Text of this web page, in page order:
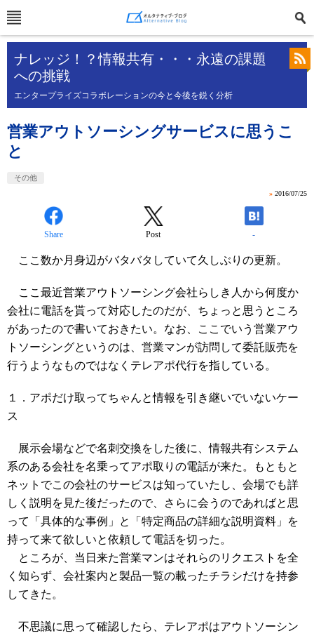
ナレッジ！？情報共有・・・永遠の課題
への挑戦
エンタープライズコラボレーションの今と今後を鋭く分析
営業アウトソーシングサービスに思うこ
と
その他
» 2016/07/25
Share Post -
ここ数か月身辺がバタバタしていて久しぶりの更新。
ここ最近営業アウトソーシング会社らしき人から何度か
会社に電話を貰って対応したのだが、ちょっと思うところ
があったので書いておきたい。なお、ここでいう営業アウ
トソーシングというのは、営業マンが訪問して委託販売を
行うようなものではなくテレアポ代行を指している。
１．アポだけ取ってちゃんと情報を引き継いでいないケー
ス
展示会場などで名刺交換をした後に、情報共有システム
系のある会社を名乗ってアポ取りの電話が来た。もともと
ネットでこの会社のサービスは知っていたし、会場でも詳
しく説明を見た後だったので、さらに会うのであればと思
って「具体的な事例」と「特定商品の詳細な説明資料」を
持って来て欲しいと依頼して電話を切った。
ところが、当日来た営業マンはそれらのリクエストを全
く知らず、会社案内と製品一覧の載ったチラシだけを持参
してきた。
不思議に思って確認したら、テレアポはアウトソーシン